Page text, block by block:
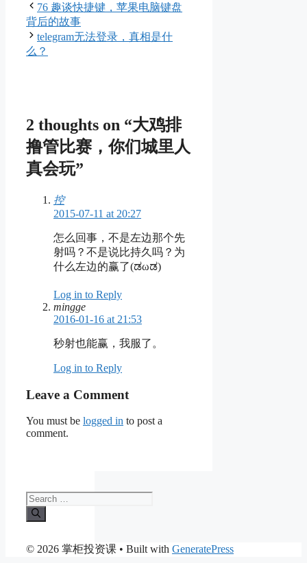
76 趣谈快捷键，苹果电脑键盘
背后的故事
telegram无法登录，真相是什
么？
2 thoughts on “大鸡排
撸管比赛，你们城里人
真会玩”
控
2015-07-11 at 20:27
怎么回事，不是左边那个先
射吗？不是说比持久吗？为
什么左边的赢了(ಡωಡ)
Log in to Reply
mingge
2016-01-16 at 21:53
秒射也能赢，我服了。
Log in to Reply
Leave a Comment
You must be logged in to post a
comment.
Search
for:
© 2026 掌柜投资课 • Built with GeneratePress